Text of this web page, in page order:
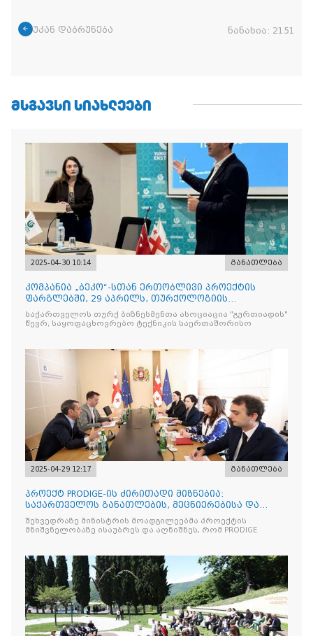
უკან დაბრუნება ნანახია: 2151
ᲛᲡᲒᲐᲕᲡᲘ ᲡᲘᲐᲮᲚᲔᲔᲑᲘ
2025-04-30 10:14 განათლება
კომპანია „ბეკო“-სთან ერთობლივი პროექტის
ფარგლებში, 29 აპრილს, თურქოლოგიის
მიმართულებისა და თბილისის
საქართველოს თურქ ბიზნესმენთა ასოციაცია "გურთიადის"
წევრ, საყოფაცხოვრებო ტექნიკის საერთაშორისო
2025-04-29 12:17 განათლება
პროექტ PRODIGE-ის ძირითადი მიზნებია:
საქართველოს განათლების, მეცნიერებისა და
ახალგაზრდობის სამინისტრ
შეხვედრაზე მინისტრის მოადგილეებმა პროექტის
მნიშვნელობაზე ისაუბრეს და აღნიშნეს, რომ PRODIGE